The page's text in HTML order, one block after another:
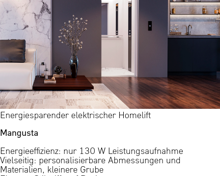
Energiesparender elektrischer Homelift
Mangusta
Energieeffizienz: nur 130 W Leistungsaufnahme
Vielseitig: personalisierbare Abmessungen und
Materialien, kleinere Grube